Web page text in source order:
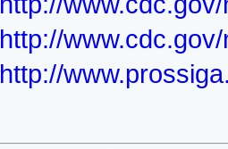
http://
http://